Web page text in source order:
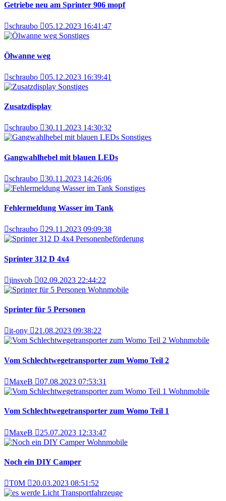
Getriebe neu am Sprinter 906 mopf
schraubo
05.12.2023 16:41:47
Sonstiges
Ölwanne weg
schraubo
05.12.2023 16:39:41
Sonstiges
Zusatzdisplay
schraubo
30.11.2023 14:30:32
Sonstiges
Gangwahlhebel mit blauen LEDs
schraubo
30.11.2023 14:26:06
Sonstiges
Fehlermeldung Wasser im Tank
schraubo
29.11.2023 09:09:38
Personenbeförderung
Sprinter 312 D 4x4
jinsvob
02.09.2023 22:44:22
Wohnmobile
Sprinter für 5 Personen
it-ony
21.08.2023 09:38:22
Wohnmobile
Vom Schlechtwegetransporter zum Womo Teil 2
MaxeB
07.08.2023 07:53:31
Wohnmobile
Vom Schlechtwegetransporter zum Womo Teil 1
MaxeB
25.07.2023 12:33:47
Wohnmobile
Noch ein DIY Camper
T0M
20.03.2023 08:51:52
Transportfahrzeuge